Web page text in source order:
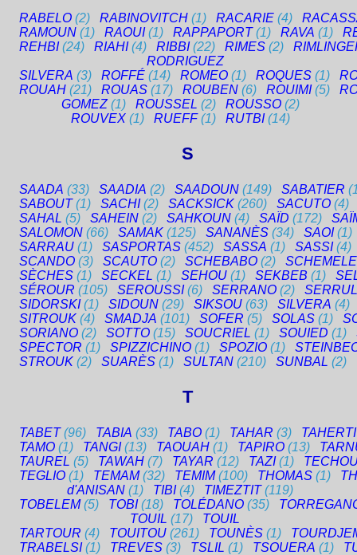
RABELO (2) RABINOVITCH (1) RACARIE (4)
RAMOUN (1) RAOUI (1) RAPPAPORT (1) RAVA (1)
REHBI (24) RIAHI (4) RIBBI (22) RIMES (2)
RODRIGUEZ
SILVERA (3) ROFFÉ (14) ROMEO (1) ROQUES (1)
ROUAH (21) ROUAS (17) ROUBEN (6) ROUIMI (5)
GOMEZ (1) ROUSSEL (2) ROUSSO (2)
ROUVEX (1) RUEFF (1) RUTBI (14)
S
SAADA (33) SAADIA (2) SAADOUN (149) SABATIER
SABOUT (1) SACHI (2) SACKSICK (260) SACUTO (4)
SAHAL (5) SAHEIN (2) SAHKOUN (4) SAÏD (172)
SALOMON (66) SAMAK (125) SANANÈS (34) SAOI (1)
SARRAU (1) SASPORTAS (452) SASSA (1) SASSI (4)
SCANDO (3) SCAUTO (2) SCHEBABO (2)
SÈCHES (1) SECKEL (1) SEHOU (1) SEKBEB (1)
SÉROUR (105) SEROUSSI (6) SERRANO (2)
SIDORSKI (1) SIDOUN (29) SIKSOU (63) SILVERA (4)
SITROUK (4) SMADJA (101) SOFER (5) SOLAS (1)
SORIANO (2) SOTTO (15) SOUCRIEL (1) SOUIED (1)
SPECTOR (1) SPIZZICHINO (1) SPOZIO (1)
STROUK (2) SUARÈS (1) SULTAN (210) SUNBAL (2)
T
TABET (96) TABIA (33) TABO (1) TAHAR (3)
TAHERTI
TAMO (1) TANGI (13) TAOUAH (1) TAPIRO (13)
TAUREL (5) TAWAH (7) TAYAR (12) TAZI (1)
TEGLIO (1) TEMAM (32) TEMIM (100) THOMAS (1)
d'ANISAN (1) TIBI (4) TIMEZTIT (119)
TOBELEM (5) TOBI (18) TOLÉDANO (35)
TOUIL (17)
TOUIL
TARTOUR (4) TOUITOU (261) TOUNÈS (1)
TRABELSI (1) TREVES (3) TSLIL (1) TSOUERA (1)